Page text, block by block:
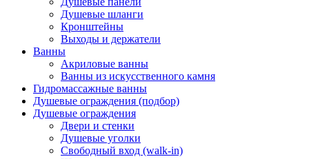
Душевые шланги
Кронштейны
Выходы и держатели
Ванны
Акриловые ванны
Ванны из искусственного камня
Гидромассажные ванны
Душевые ограждения (подбор)
Душевые ограждения
Двери и стенки
Душевые уголки
Свободный вход (walk-in)